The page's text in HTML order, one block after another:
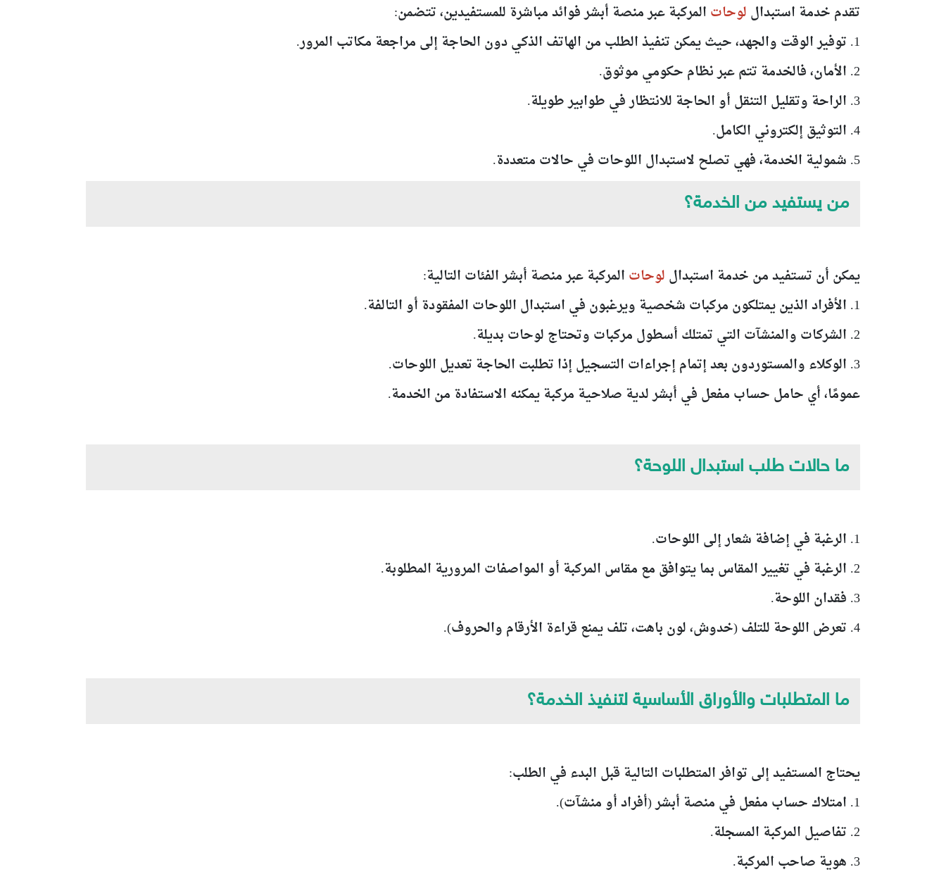
تقدم خدمة استبدال لوحات المركبة عبر منصة أبشر فوائد مباشرة للمستفيدين، تتضمن:
1. توفير الوقت والجهد، حيث يمكن تنفيذ الطلب من الهاتف الذكي دون الحاجة إلى مراجعة مكاتب المرور.
2. الأمان، فالخدمة تتم عبر نظام حكومي موثوق.
3. الراحة وتقليل التنقل أو الحاجة للانتظار في طوابير طويلة.
4. التوثيق إلكتروني الكامل.
5. شمولية الخدمة، فهي تصلح لاستبدال اللوحات في حالات متعددة.
من يستفيد من الخدمة؟
يمكن أن تستفيد من خدمة استبدال لوحات المركبة عبر منصة أبشر الفئات التالية:
1. الأفراد الذين يمتلكون مركبات شخصية ويرغبون في استبدال اللوحات المفقودة أو التالفة.
2. الشركات والمنشآت التي تمتلك أسطول مركبات وتحتاج لوحات بديلة.
3. الوكلاء والمستوردون بعد إتمام إجراءات التسجيل إذا تطلبت الحاجة تعديل اللوحات.
عمومًا، أي حامل حساب مفعل في أبشر لدية صلاحية مركبة يمكنه الاستفادة من الخدمة.
ما حالات طلب استبدال اللوحة؟
1. الرغبة في إضافة شعار إلى اللوحات.
2. الرغبة في تغيير المقاس بما يتوافق مع مقاس المركبة أو المواصفات المرورية المطلوبة.
3. فقدان اللوحة.
4. تعرض اللوحة للتلف (خدوش، لون باهت، تلف يمنع قراءة الأرقام والحروف).
ما المتطلبات والأوراق الأساسية لتنفيذ الخدمة؟
يحتاج المستفيد إلى توافر المتطلبات التالية قبل البدء في الطلب:
1. امتلاك حساب مفعل في منصة أبشر (أفراد أو منشآت).
2. تفاصيل المركبة المسجلة.
3. هوية صاحب المركبة.